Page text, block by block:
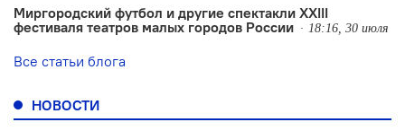
Миргородский футбол и другие спектакли XXIII
фестиваля театров малых городов России
18:16, 30 июля
Все статьи блога
НОВОСТИ